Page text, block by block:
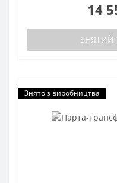
14
ЗНЯТИЙ
Знято з виробництва